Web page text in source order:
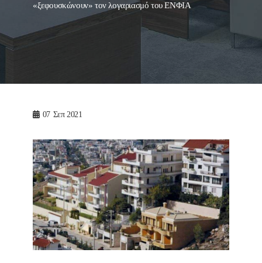
«ξεφουσκώνουν» τον λογαριασμό του ΕΝΦΙΑ
07 Σεπ 2021